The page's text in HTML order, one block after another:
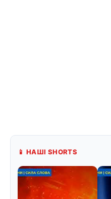
📱 НАШІ SHORTS